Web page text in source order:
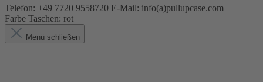
Telefon: +49 7720 9558720 E-Mail: info(a)pullupcase.com
Farbe Taschen: rot
Menü schließen